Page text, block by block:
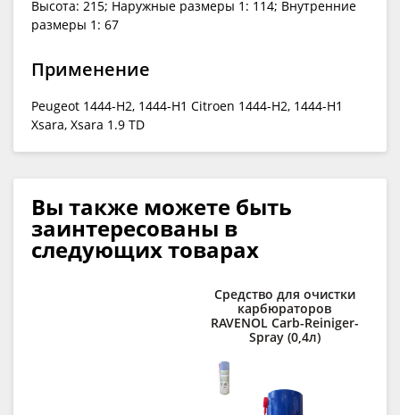
Высота: 215; Наружные размеры 1: 114; Внутренние
размеры 1: 67
Применение
Peugeot 1444-H2, 1444-H1 Citroen 1444-H2, 1444-H1
Xsara, Xsara 1.9 TD
Вы также можете быть
заинтересованы в
следующих товарах
Средство для очистки
карбюраторов
RAVENOL Carb-Reiniger-
Spray (0,4л)